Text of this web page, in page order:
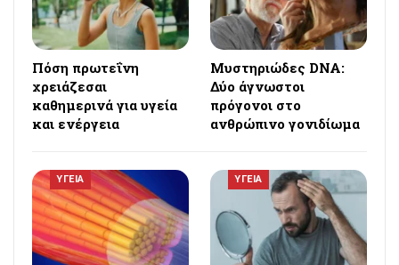
Πόση πρωτεΐνη
χρειάζεσαι
καθημερινά για υγεία
και ενέργεια
Μυστηριώδες DNA:
Δύο άγνωστοι
πρόγονοι στο
ανθρώπινο γονιδίωμα
ΥΓΕΙΑ ΥΓΕΙΑ